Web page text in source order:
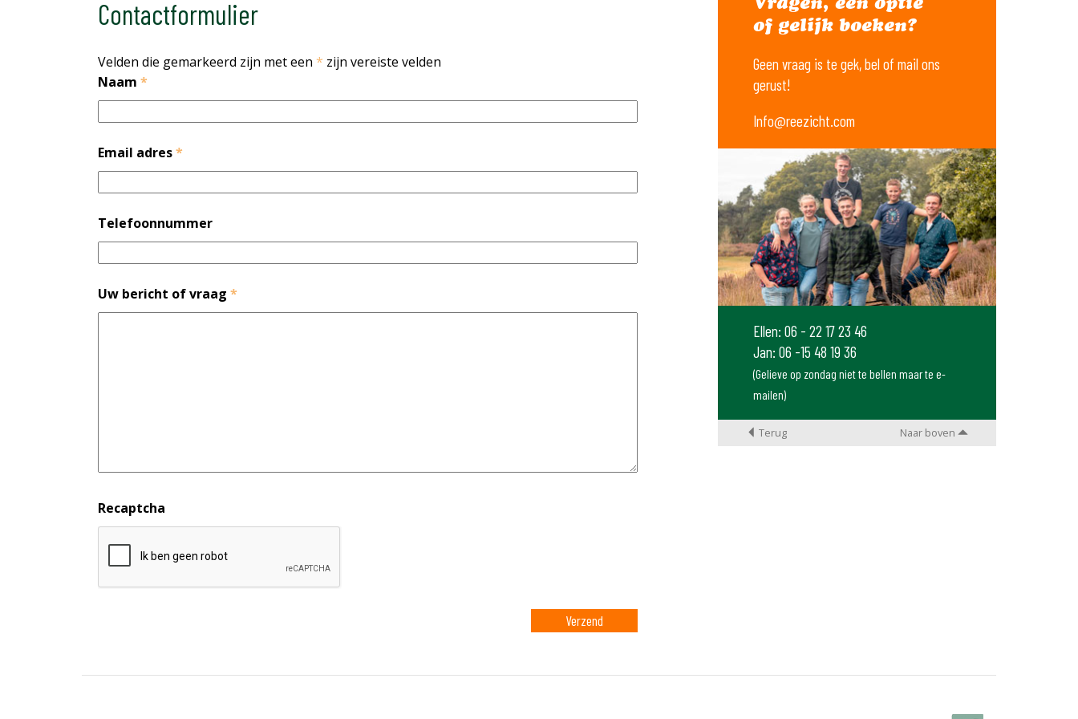
Contactformulier
Velden die gemarkeerd zijn met een * zijn vereiste velden
Naam *
Email adres*
Telefoonnummer
Uw bericht of vraag *
Recaptcha
Vragen, een optie
of gelijk boeken?
Geen vraag is te gek, bel of mail ons
gerust!
Info@reezicht.com
Ellen: 06 - 22 17 23 46
Jan: 06 -15 48 19 36
(Gelieve op zondag niet te bellen maar te e-
mailen)
Terug Naar boven